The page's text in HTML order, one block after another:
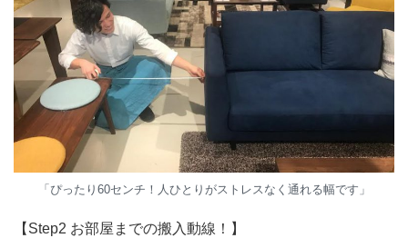
「ぴったり60センチ！人ひとりがストレスなく通れる幅です」
【Step2 お部屋までの搬入動線！】